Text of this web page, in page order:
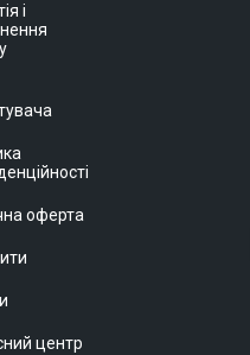
і
оферта
центр